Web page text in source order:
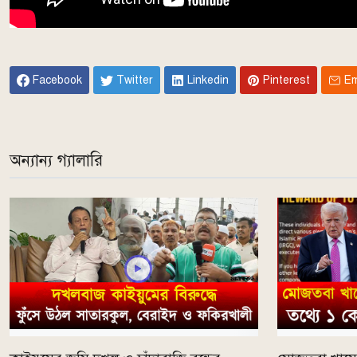
Facebook Twitter Linkedin Pinterest
অন্যান্য গ্যালারি